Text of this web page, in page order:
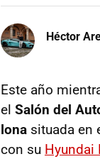
Héctor
Este año
el Salón del
lona situada en
con su Hyundai